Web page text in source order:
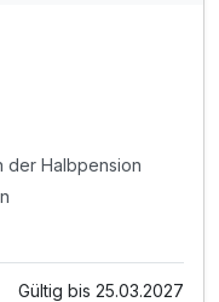
der Halbpension
Gültig bis 25.03.2027